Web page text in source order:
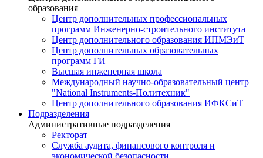
образования
Центр дополнительных профессиональных
программ Инженерно-строительного института
Центр дополнительного образования ИПМЭиТ
Центр дополнительных образовательных
программ ГИ
Высшая инженерная школа
Международный научно-образовательный центр
"National Instruments-Политехник"
Центр дополнительного образования ИФКСиТ
Подразделения
Административные подразделения
Ректорат
Служба аудита, финансового контроля и
экономической безопасности